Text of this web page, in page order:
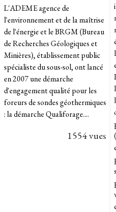
L'ADEME agence de
l'environnement et de la maîtrise
de l'énergie et le BRGM (Bureau
de Recherches Géologiques et
Minières), établissement public
spécialiste du sous-sol, ont lancé
en 2007 une démarche
d'engagement qualité pour les
foreurs de sondes géothermiques
: la démarche Qualiforage....
1554 vues